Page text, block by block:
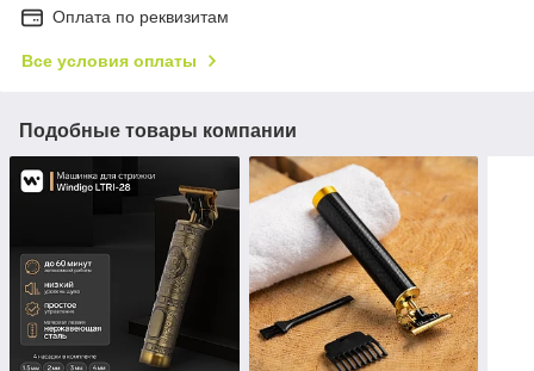
Оплата по реквизитам
Все условия оплаты
Подобные товары компании